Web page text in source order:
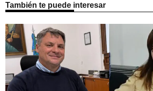
También te puede interesar